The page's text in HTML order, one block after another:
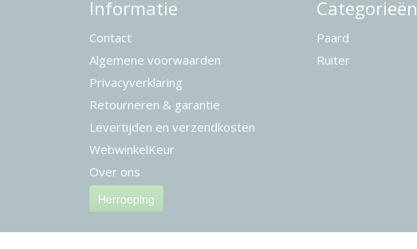
Informatie
Contact
Algemene voorwaarden
Privacyverklaring
Retourneren & garantie
Levertijden en verzendkosten
WebwinkelKeur
Over ons
Herroeping
Categorieën
Paard
Ruiter